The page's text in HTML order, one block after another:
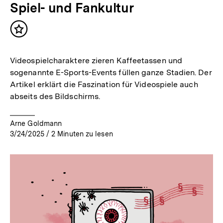
Spiel- und Fankultur
Inhalt
Videospielcharaktere zieren Kaffeetassen und
sogenannte E-Sports-Events füllen ganze Stadien. Der
Artikel erklärt die Faszination für Videospiele auch
abseits des Bildschirms.
Arne Goldmann
3/24/2025 / 2 Minuten zu lesen